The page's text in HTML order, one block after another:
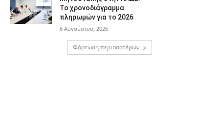
Το χρονοδιάγραμμα
πληρωμών για το 2026
6 Αυγούστου, 2026
Φόρτωση περισσοτέρων